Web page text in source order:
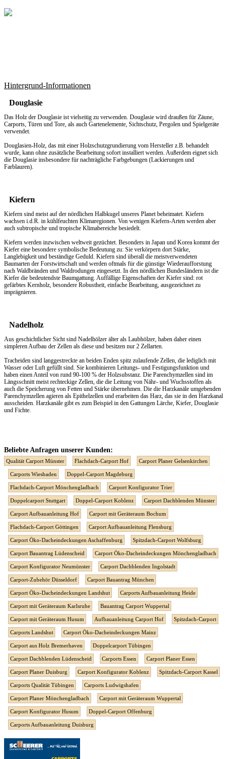
Hintergrund-Informationen
Douglasie
Das Holz der Douglasie ist vielseitig zu verwenden. Douglasie wird draußen für Zäune,
Carports, Türen und Tore, als auch Gartenelemente, Sichtschutz, Pergolen und Spielgeräte
verwendet.
Douglasien-Holz, das mit einer Holzschutzgrundierung vom Hersteller z.B. behandelt
wurde, kann ohne zusätzliche Bearbeitung sofort installiert werden. Außerdem eignet sich
die Douglasie insbesondere für nachträgliche Farbgebungen (Lackierungen und
Farblauren).
Kiefern
Kiefern sind meist auf der nördlichen Halbkugel unseres Planet beheimatet. Kiefern
wachsen i.d.R. in kühlfeuchten Klimaregionen. Von wenigen Kiefern-Arten werden aber
auch subtropische und tropische Klimabereiche besiedelt.
Kiefern werden inzwischen weltweit gezüchtet. Besonders in Japan und Korea kommt der
Kiefer eine besondere symbolische Bedeutung zu: Sie verkörpern dort Stärke,
Langlebigkeit und beständige Geduld. Kiefern sind überall die meistverwendeten
Baumarten der Forstwirtschaft und werden oftmals für die günstige Wiederaufforstung
nach Waldbränden und Waldrodungen eingesetzt. In den nördlichen Bundesländern ist die
Kiefer die bedeutendste Baumgattung. Auffällige Eigenschaften der Kiefer sind: rot
gefärbtes Kernholz, besondere Robustheit, einfache Bearbeitung, ausgezeichnet zu
imprägnieren.
Nadelholz
Aus geschichtlicher Sicht sind Nadelhölzer älter als Laubhölzer, haben daher einen
simpleren Aufbau der Zellen als diese und besitzen nur 2 Zellarten.
Tracheiden sind langgestreckte an beiden Enden spitz zulaufende Zellen, die lediglich mit
Wasser oder Luft gefüllt sind. Sie kombinieren Leitungs- und Festigungsfunktion und
haben einen Anteil von rund 90-100 % der Holzsubstanz. Die Parenchymzellen sind im
Längsschnitt meist rechteckige Zellen, die die Leitung von Nähr- und Wuchsstoffen als
auch die Speicherung von Fetten und Stärke übernehmen. Die die Harzkanäle umgebenden
Parenchymzellen agieren als Epithelzellen und erarbeiten das Harz, das sie in den Harzkanal
ausscheiden. Harzkanäle gibt es zum Beispiel in den Gattungen Lärche, Kiefer, Douglasie
und Fichte.
Beliebte Anfragen unserer Kunden:
Qualität Carport Münster Flachdach-Carport Hof Carport Planer Gelsenkirchen
Carports Wiesbaden Doppel-Carport Magdeburg
Flachdach-Carport Mönchengladbach Carport Konfigurator Trier
Doppelcarport Stuttgart Doppel-Carport Koblenz Carport Dachblenden Münster
Carport Aufbauanleitung Hof Carport mit Geräteraum Bochum
Flachdach-Carport Göttingen Carport Aufbauanleitung Flensburg
Carport Öko-Dacheindeckungen Aschaffenburg Spitzdach-Carport Wolfsburg
Carport Bauantrag Lüdenscheid Carport Öko-Dacheindeckungen Mönchengladbach
Carport Konfigurator Neumünster Carport Dachblenden Ingolstadt
Carport-Zubehör Düsseldorf Carport Bauantrag München
Carport Öko-Dacheindeckungen Landshut Carports Aufbauanleitung Heide
Carport mit Geräteraum Karlsruhe Bauantrag Carport Wuppertal
Carport mit Geräteraum Husum Aufbauanleitung Carport Hof Spitzdach-Carport
Carports Landshut Carport Öko-Dacheindeckungen Mainz
Carport aus Holz Bremerhaven Doppelcarport Tübingen
Carport Dachblenden Lüdenscheid Carports Essen Carport Planer Essen
Carport Planer Duisburg Carport Konfigurator Koblenz Spitzdach-Carport Kassel
Carports Qualität Tübingen Carports Ludwigshafen
Carport Planer Mönchengladbach Carport mit Geräteraum Wuppertal
Carport Konfigurator Husum Doppel-Carport Offenburg
Carports Aufbauanleitung Duisburg